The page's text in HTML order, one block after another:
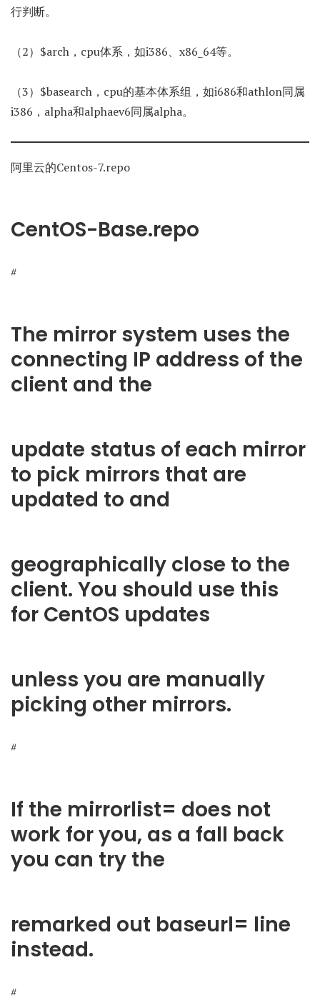
行判断。
（2）$arch，cpu体系，如i386、x86_64等。
（3）$basearch，cpu的基本体系组，如i686和athlon同属
i386，alpha和alphaev6同属alpha。
阿里云的Centos-7.repo
CentOS-Base.repo
#
The mirror system uses the
connecting IP address of the
client and the
update status of each mirror
to pick mirrors that are
updated to and
geographically close to the
client. You should use this
for CentOS updates
unless you are manually
picking other mirrors.
#
If the mirrorlist= does not
work for you, as a fall back
you can try the
remarked out baseurl= line
instead.
#